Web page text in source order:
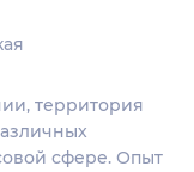
территория
сфере. Опыт